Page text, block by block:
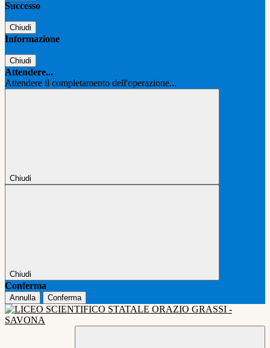
Successo
Chiudi
Informazione
Chiudi
Attendere...
Attendere il completamento dell'operazione...
Chiudi
Chiudi
Conferma
Annulla Conferma